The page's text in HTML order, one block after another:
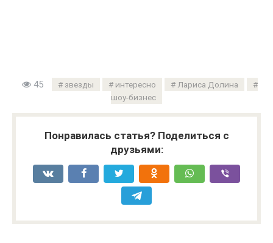
45 звезды интересно
Лариса Долина
шоу-бизнес
Понравилась статья? Поделиться с
друзьями: